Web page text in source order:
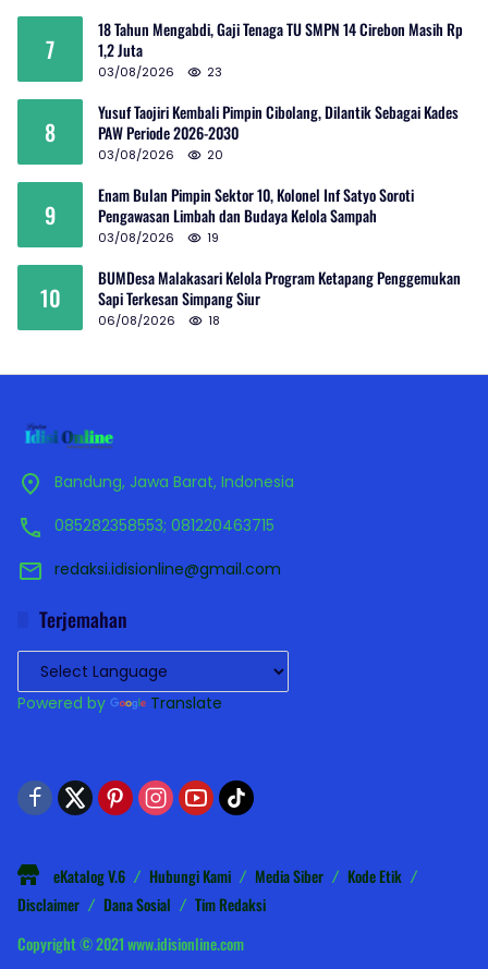
7
18 Tahun Mengabdi, Gaji Tenaga TU SMPN 14 Cirebon Masih Rp
1,2 Juta
03/08/2026 23
8
Yusuf Taojiri Kembali Pimpin Cibolang, Dilantik Sebagai Kades
PAW Periode 2026-2030
03/08/2026 20
9
Enam Bulan Pimpin Sektor 10, Kolonel Inf Satyo Soroti
Pengawasan Limbah dan Budaya Kelola Sampah
03/08/2026 19
10
BUMDesa Malakasari Kelola Program Ketapang Penggemukan
Sapi Terkesan Simpang Siur
06/08/2026 18
Bandung, Jawa Barat, Indonesia
085282358553; 081220463715
redaksi.idisionline@gmail.com
Terjemahan
Powered by Translate
eKatalog V.6 Hubungi Kami Media Siber
Kode Etik
Disclaimer
Dana Sosial
Tim Redaksi
Copyright © 2021 www.idisionline.com